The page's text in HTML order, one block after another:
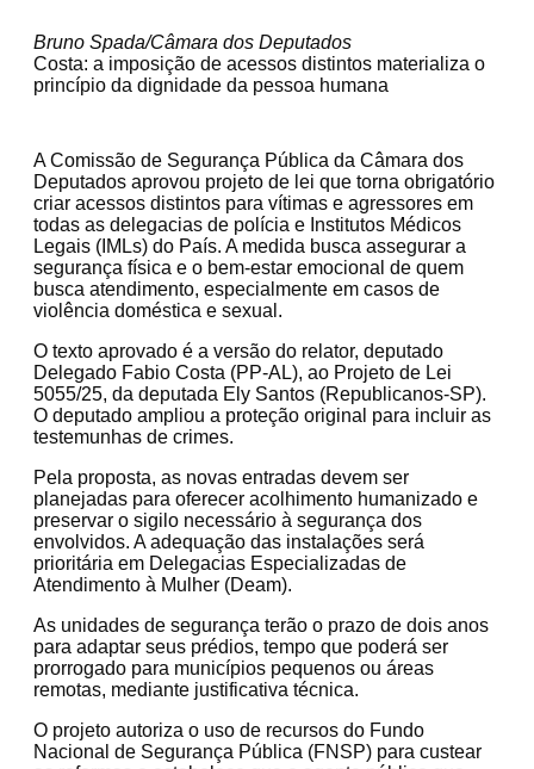
Bruno Spada/Câmara dos Deputados
Costa: a imposição de acessos distintos materializa o
princípio da dignidade da pessoa humana
A Comissão de Segurança Pública da Câmara dos
Deputados aprovou projeto de lei que torna obrigatório
criar acessos distintos para vítimas e agressores em
todas as delegacias de polícia e Institutos Médicos
Legais (IMLs) do País. A medida busca assegurar a
segurança física e o bem-estar emocional de quem
busca atendimento, especialmente em casos de
violência doméstica e sexual.
O texto aprovado é a versão do relator, deputado
Delegado Fabio Costa (PP-AL), ao Projeto de Lei
5055/25, da deputada Ely Santos (Republicanos-SP).
O deputado ampliou a proteção original para incluir as
testemunhas de crimes.
Pela proposta, as novas entradas devem ser
planejadas para oferecer acolhimento humanizado e
preservar o sigilo necessário à segurança dos
envolvidos. A adequação das instalações será
prioritária em Delegacias Especializadas de
Atendimento à Mulher (Deam).
As unidades de segurança terão o prazo de dois anos
para adaptar seus prédios, tempo que poderá ser
prorrogado para municípios pequenos ou áreas
remotas, mediante justificativa técnica.
O projeto autoriza o uso de recursos do Fundo
Nacional de Segurança Pública (FNSP) para custear